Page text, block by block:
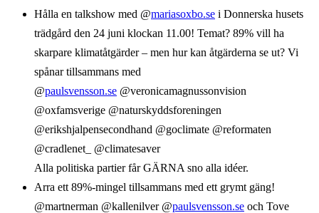
Hålla en talkshow med @mariasoxbo.se i Donnerska husets
trädgård den 24 juni klockan 11.00! Temat? 89% vill ha
skarpare klimatåtgärder – men hur kan åtgärderna se ut? Vi
spånar tillsammans med
@paulsvensson.se @veronicamagnussonvision
@oxfamsverige @naturskyddsforeningen
@erikshjalpensecondhand @goclimate @reformaten
@cradlenet_ @climatesaver
Alla politiska partier får GÄRNA sno alla idéer.
Arra ett 89%-mingel tillsammans med ett grymt gäng!
@martnerman @kallenilver @paulsvensson.se och Tove